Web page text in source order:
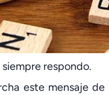
siempre respondo.
este mensaje